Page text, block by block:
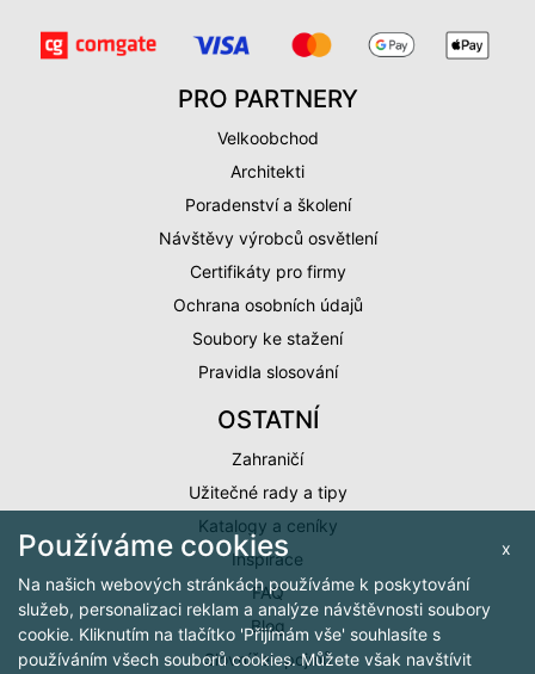
PRO PARTNERY
Velkoobchod
Architekti
Poradenství a školení
Návštěvy výrobců osvětlení
Certifikáty pro firmy
Ochrana osobních údajů
Soubory ke stažení
Pravidla slosování
OSTATNÍ
Zahraničí
Užitečné rady a tipy
Katalogy a ceníky
Inspirace
FAQ
Blog
Slovníček pojmů
x
Používáme cookies
Na našich webových stránkách používáme k poskytování
služeb, personalizaci reklam a analýze návštěvnosti soubory
cookie. Kliknutím na tlačítko 'Přijímám vše' souhlasíte s
používáním všech souborů cookies. Můžete však navštívit